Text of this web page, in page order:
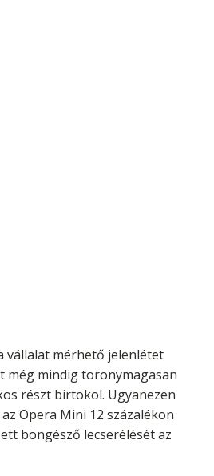
vállalat mérhető jelenlétet
még mindig toronymagasan
részt birtokol. Ugyanezen
Opera Mini 12 százalékon
böngésző lecserélését az